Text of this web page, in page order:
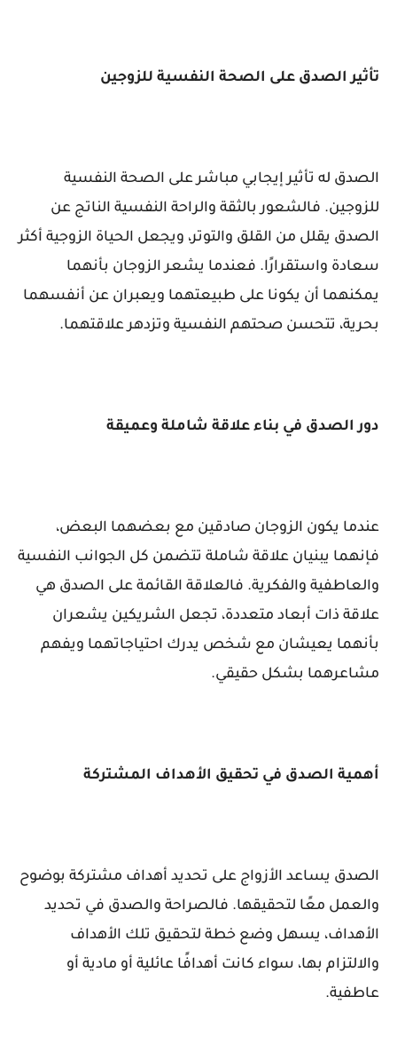
تأثير الصدق على الصحة النفسية للزوجين
الصدق له تأثير إيجابي مباشر على الصحة النفسية
للزوجين. فالشعور بالثقة والراحة النفسية الناتج عن
الصدق يقلل من القلق والتوتر، ويجعل الحياة الزوجية أكثر
سعادة واستقرارًا. فعندما يشعر الزوجان بأنهما
يمكنهما أن يكونا على طبيعتهما ويعبران عن أنفسهما
بحرية، تتحسن صحتهم النفسية وتزدهر علاقتهما.
دور الصدق في بناء علاقة شاملة وعميقة
عندما يكون الزوجان صادقين مع بعضهما البعض،
فإنهما يبنيان علاقة شاملة تتضمن كل الجوانب النفسية
والعاطفية والفكرية. فالعلاقة القائمة على الصدق هي
علاقة ذات أبعاد متعددة، تجعل الشريكين يشعران
بأنهما يعيشان مع شخص يدرك احتياجاتهما ويفهم
مشاعرهما بشكل حقيقي.
أهمية الصدق في تحقيق الأهداف المشتركة
الصدق يساعد الأزواج على تحديد أهداف مشتركة بوضوح
والعمل معًا لتحقيقها. فالصراحة والصدق في تحديد
الأهداف، يسهل وضع خطة لتحقيق تلك الأهداف
والالتزام بها، سواء كانت أهدافًا عائلية أو مادية أو
عاطفية.